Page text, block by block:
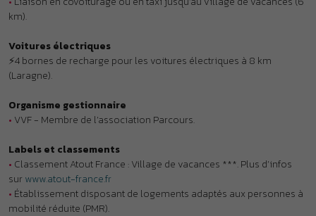
•Établissement disposant de logements adaptés aux personnes à
Aides aux vacances
•Chèques-Vacances ANCV acceptés.
Animaux
Un animal admis : 6 € /nuit (réservation en ligne obligatoire).
communs et moyennant supplément. Le carnet de vaccination est
obligatoire et peut être demandé à votre arrivée. Les animaux
réputés dangereux notamment les chiens de première catégorie
(chiens d’attaque) et de deuxième catégorie (chiens de défense)
ainsi que les animaux non considérés comme des animaux de